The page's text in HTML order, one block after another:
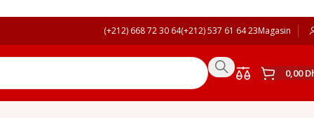
(+212) 668 72 30 64(+212) 537 61 64 23Magasin
0,00